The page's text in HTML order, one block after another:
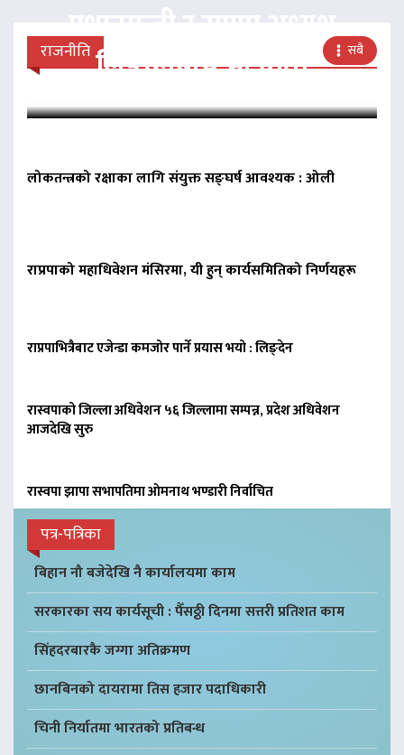
राजनीति सबै
प्रधानमन्त्री र राप्रपा अध्यक्ष
लिङदेनबीच भेटवार्ता
लोकतन्त्रको रक्षाका लागि संयुक्त सङ्घर्ष आवश्यक : ओली
राप्रपाको महाधिवेशन मंसिरमा, यी हुन् कार्यसमितिको निर्णयहरू
राप्रपाभित्रैबाट एजेन्डा कमजोर पार्ने प्रयास भयो : लिङ्देन
रास्वपाको जिल्ला अधिवेशन ५६ जिल्लामा सम्पन्न, प्रदेश अधिवेशन
आजदेखि सुरु
रास्वपा झापा सभापतिमा ओमनाथ भण्डारी निर्वाचित
पत्र-पत्रिका
बिहान नौ बजेदेखि नै कार्यालयमा काम
सरकारका सय कार्यसूची : पैँसठ्ठी दिनमा सत्तरी प्रतिशत काम
सिंहदरबारकै जग्गा अतिक्रमण
छानबिनको दायरामा तिस हजार पदाधिकारी
चिनी निर्यातमा भारतको प्रतिबन्ध